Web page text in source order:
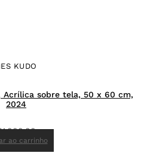
KUDO
Acrílica sobre tela, 50 x 60 cm,
2024
ao carrinho